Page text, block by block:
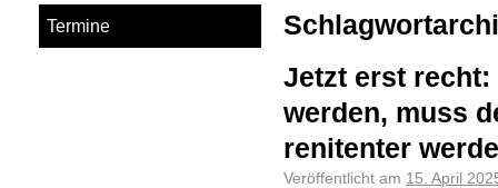
Jetzt erst recht:
werden, muss
renitenter
Veröffentlicht am 15. April
Termine